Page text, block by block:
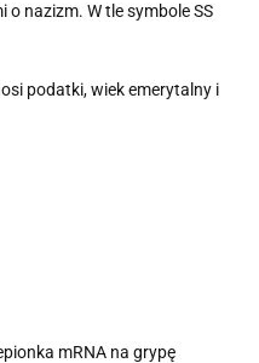
o nazizm. W tle symbole SS
podatki, wiek emerytalny i
mRNA na grypę